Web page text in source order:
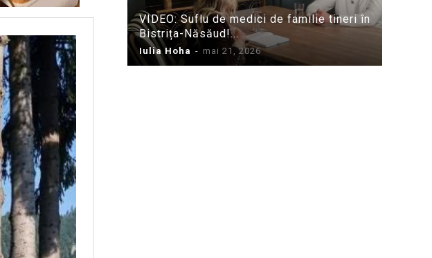
VIDEO: Suflu de medici de familie tineri în
Bistrița-Năsăud!...
Iulia Hoha - mai 21, 2026